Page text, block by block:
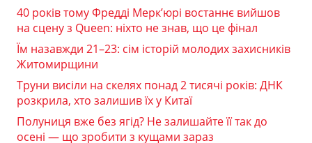
40 років тому Фредді Мерк’юрі востаннє вийшов
на сцену з Queen: ніхто не знав, що це фінал
Їм назавжди 21–23: сім історій молодих захисників
Житомирщини
Труни висіли на скелях понад 2 тисячі років: ДНК
розкрила, хто залишив їх у Китаї
Полуниця вже без ягід? Не залишайте її так до
осені — що зробити з кущами зараз